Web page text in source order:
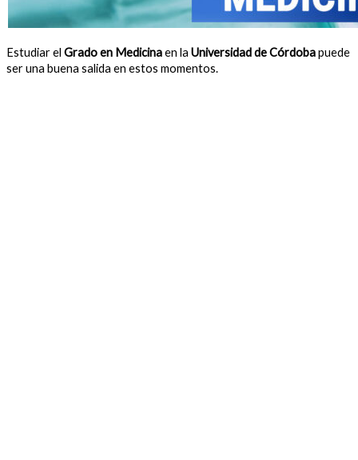
Estudiar el Grado en Medicinaen la Universidad de Córdobapuede
ser una buena salida en estos momentos.